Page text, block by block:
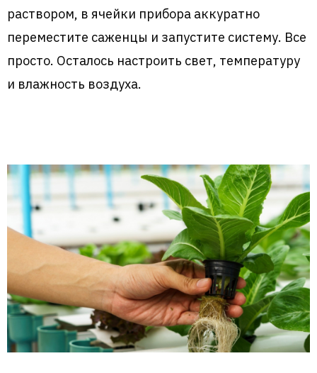
раствором, в ячейки прибора аккуратно
переместите саженцы и запустите систему. Все
просто. Осталось настроить свет, температуру
и влажность воздуха.